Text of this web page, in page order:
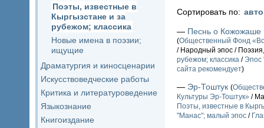
Поэты, известные в
Кыргызстане и за
рубежом; классика
Новые имена в поэзии;
ищущие
Драматургия и киносценарии
Искусствоведческие работы
Критика и литературоведение
Языкознание
Книгоиздание
Сортировать по:
— Песнь о
(Общественный Фонд
/ Народный эпос /
рубежом; классика / Эпос
сайта рекомендует)
— Эр-Тоштук (
Культуры Эр-Тоштук» /
Поэты, известные в
"Манас"; малый эпос /